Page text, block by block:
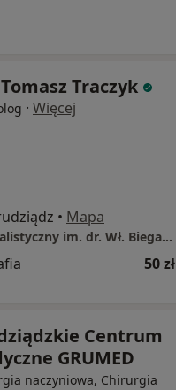
Traczyk
· Więcej
• Mapa
Regionalny Szpital Specjalistyczny im. dr. Wł. Biegańskiego
50 zł
Centrum
GRUMED
naczyniowa, Chirurgia